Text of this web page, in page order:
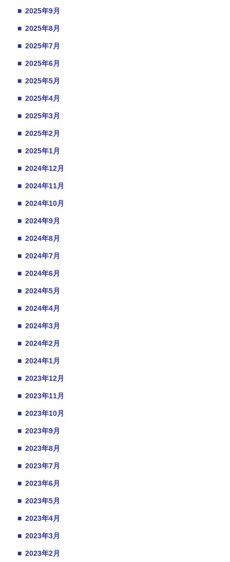
■ 2025年9月
■ 2025年8月
■ 2025年7月
■ 2025年6月
■ 2025年5月
■ 2025年4月
■ 2025年3月
■ 2025年2月
■ 2025年1月
■ 2024年12月
■ 2024年11月
■ 2024年10月
■ 2024年9月
■ 2024年8月
■ 2024年7月
■ 2024年6月
■ 2024年5月
■ 2024年4月
■ 2024年3月
■ 2024年2月
■ 2024年1月
■ 2023年12月
■ 2023年11月
■ 2023年10月
■ 2023年9月
■ 2023年8月
■ 2023年7月
■ 2023年6月
■ 2023年5月
■ 2023年4月
■ 2023年3月
■ 2023年2月